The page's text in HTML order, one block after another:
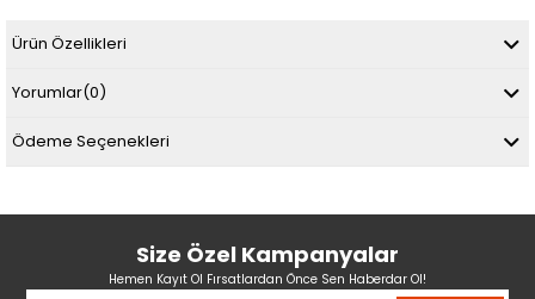
Ürün Özellikleri
Yorumlar(0)
Ödeme Seçenekleri
Size Özel Kampanyalar
Hemen Kayıt Ol Fırsatlardan Önce Sen Haberdar Ol!